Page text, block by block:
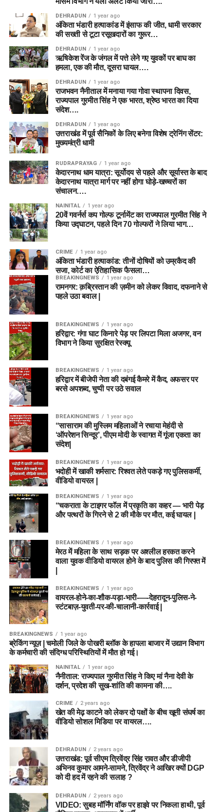
DEHRADUN 1 year ago
अंकिता भंडारी हत्याकांड में इंसाफ की जीत, धामी सरकार
की सख्ती से टूटा रसूखदारों का गुरूर…
DEHRADUN 1 year ago
ऋषिकेश रेंज के जंगल में पत्ते लेने गए युवकों पर बाघ का
हमला, एक की मौत, दूसरा घायल….
DEHRADUN 1 year ago
राजभवन नैनीताल में मनाया गया गोवा स्थापना दिवस,
राज्यपाल गुरमीत सिंह ने एक भारत, श्रेष्ठ भारत का दिया
संदेश….
DEHRADUN 1 year ago
उत्तराखंड में पूर्व सैनिकों के लिए बनेगा विशेष ट्रेनिंग सेंटर:
मुख्यमंत्री धामी
RUDRAPRAYAG 1 year ago
केदारनाथ धाम यात्रा: सूर्योदय से पहले और सूर्यास्त के बाद
केदारनाथ यात्रा मार्ग पर नहीं होगा घोड़े-खच्चरों का
संचालन….
NAINITAL 1 year ago
20वें गवर्नर्स कप गोल्फ टूर्नामेंट का राज्यपाल गुरमीत सिंह ने
किया उद्घाटन, पहले दिन 70 गोल्फरों ने लिया भाग…
CRIME 1 year ago
अंकिता भंडारी हत्याकांड: तीनों दोषियों को उम्रकैद की
सजा, कोर्ट का ऐतिहासिक फैसला…
BREAKINGNEWS 1 year ago
रामनगर: क़ब्रिस्तान की ज़मीन को लेकर विवाद, दफनाने से
पहले उठा बवाल |
BREAKINGNEWS 1 year ago
हरिद्वार: गंगा घाट किनारे पेड़ पर लिपटा मिला अजगर, वन
विभाग ने किया सुरक्षित रेस्क्यू
BREAKINGNEWS 1 year ago
हरिद्वार में बीजेपी नेता की दबंगई कैमरे में कैद, अफसर पर
बरसे अपशब्द, चुप्पी पर उठे सवाल
BREAKINGNEWS 1 year ago
“सासाराम की मुस्लिम महिलाओं ने रचाया मेहंदी से
‘ऑपरेशन सिन्दूर’, पीएम मोदी के स्वागत में गूंजा एकता का
संदेश|
BREAKINGNEWS 1 year ago
भदोही में खाकी शर्मसार: रिश्वत लेते पकड़े गए पुलिसकर्मी,
वीडियो वायरल |
BREAKINGNEWS 1 year ago
“चकराता के टाइगर फॉल में प्रकृति का कहर — भारी पेड़
और पत्थरों के गिरने से 2 की मौके पर मौत, कई घायल |
BREAKINGNEWS 1 year ago
मेरठ में महिला के साथ सड़क पर अश्लील हरकत करने
वाला युवक वीडियो वायरल होने के बाद पुलिस की गिरफ्त में
BREAKINGNEWS 1 year ago
वायरल-होने-का-शौक-पड़ा-भारी-—-देहरादून-पुलिस-ने-
स्टंटबाज़-युवती-पर-की-चालानी-कार्रवाई |
BREAKINGNEWS 1 year ago
ब्रेकिंग न्यूज़ | चमोली जिले के पोखरी ब्लॉक के हापला बाजार में उद्यान विभाग
के कर्मचारी की संदिग्ध परिस्थितियों में मौत हो गई।
NAINITAL 1 year ago
नैनीताल: राज्यपाल गुरमीत सिंह ने किए मां नैना देवी के
दर्शन, प्रदेश की सुख-शांति की कामना की….
CRIME 2 years ago
खेत की मेढ़ काटने को लेकर दो पक्षों के बीच खूनी संघर्ष का
वीडियो सोशल मिडिया पर वायरल….
DEHRADUN 2 years ago
उत्तराखंड: पूर्व सीएम त्रिवेंद्र सिंह रावत और डीजीपी
अभिनव कुमार आमने-सामने, त्रिवेंद्र ने आखिर क्यों DGP
को दी हद में रहने की सलाह ?
DEHRADUN 2 years ago
VIDEO: सुबह मॉर्निंग वॉक पर हाइवे पर निकला हाथी, पूर्व